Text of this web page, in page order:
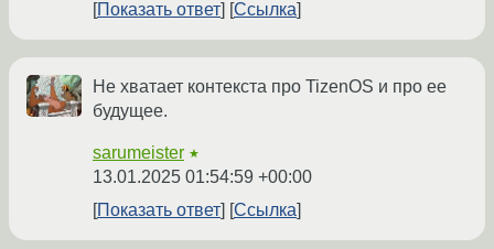
Показать ответ
Ссылка
Не хватает контекста про TizenOS и про ее
будущее.
sarumeister ★
13.01.2025 01:54:59 +00:00
Показать ответ
Ссылка